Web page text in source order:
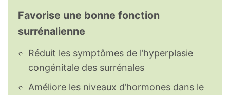
Favorise une bonne fonction
surrénalienne
Réduit les symptômes de l’hyperplasie
congénitale des surrénales
Améliore les niveaux d’hormones dans le